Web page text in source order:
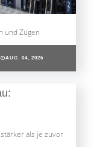
und Zügen
AUG. 04, 2026
als je zuvor